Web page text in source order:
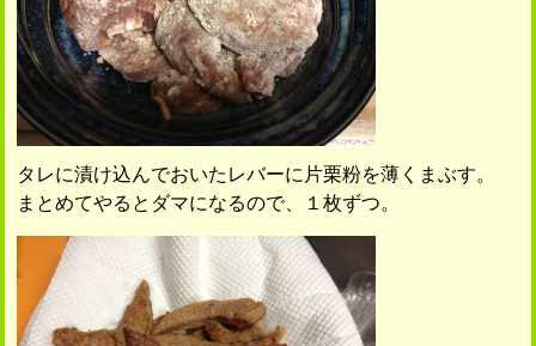
タレに漬け込んでおいたレバーに片栗粉を薄くまぶす。
まとめてやるとダマになるので、１枚ずつ。